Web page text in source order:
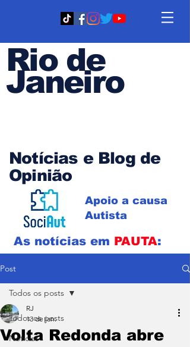
Rio de
Janeiro
Notícias e Blog de
Opinião
Apoio a causa
Autista
As notícias em PAUTA:
Post
Todos os posts
Notícias
Todos os posts
Volta Redonda abre
RJ
13 de jan.